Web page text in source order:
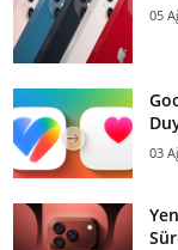
05
03